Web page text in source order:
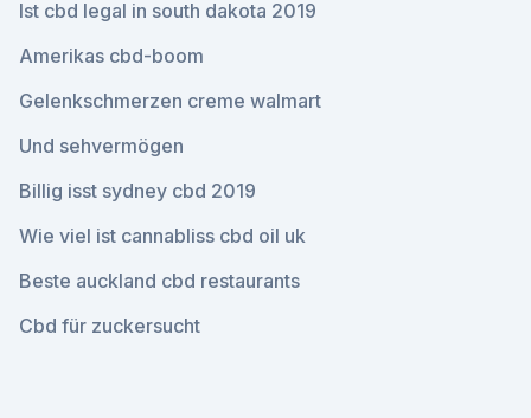
Ist cbd legal in south dakota 2019
Amerikas cbd-boom
Gelenkschmerzen creme walmart
Und sehvermögen
Billig isst sydney cbd 2019
Wie viel ist cannabliss cbd oil uk
Beste auckland cbd restaurants
Cbd für zuckersucht